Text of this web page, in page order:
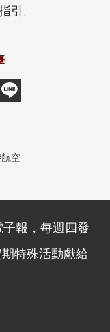
引。
空
子報，每週四發
特殊活動獻給